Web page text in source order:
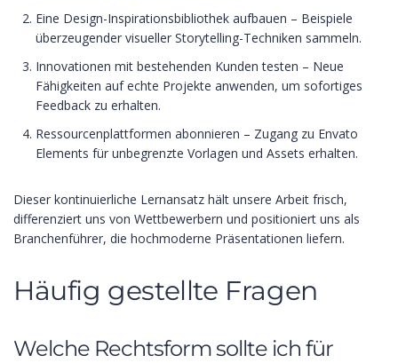
Eine Design-Inspirationsbibliothek aufbauen – Beispiele
überzeugender visueller Storytelling-Techniken sammeln.
Innovationen mit bestehenden Kunden testen – Neue
Fähigkeiten auf echte Projekte anwenden, um sofortiges
Feedback zu erhalten.
Ressourcenplattformen abonnieren – Zugang zu Envato
Elements für unbegrenzte Vorlagen und Assets erhalten.
Dieser kontinuierliche Lernansatz hält unsere Arbeit frisch,
differenziert uns von Wettbewerbern und positioniert uns als
Branchenführer, die hochmoderne Präsentationen liefern.
Häufig gestellte Fragen
Welche Rechtsform sollte ich für